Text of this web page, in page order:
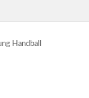
Handball